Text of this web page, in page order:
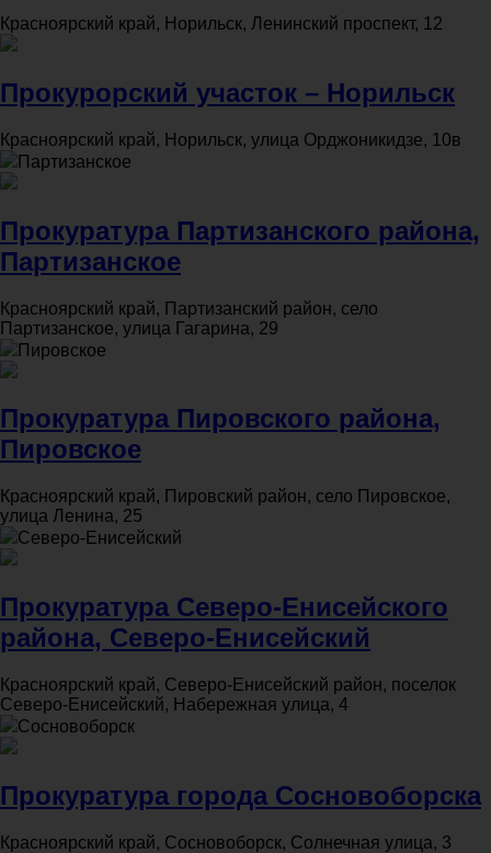
Красноярский край, Норильск, Ленинский проспект, 12
Прокурорский участок – Норильск
Красноярский край, Норильск, улица Орджоникидзе, 10в
Партизанское
Прокуратура Партизанского района,
Партизанское
Красноярский край, Партизанский район, село
Партизанское, улица Гагарина, 29
Пировское
Прокуратура Пировского района,
Пировское
Красноярский край, Пировский район, село Пировское,
улица Ленина, 25
Северо-Енисейский
Прокуратура Северо-Енисейского
района, Северо-Енисейский
Красноярский край, Северо-Енисейский район, поселок
Северо-Енисейский, Набережная улица, 4
Сосновоборск
Прокуратура города Сосновоборска
Красноярский край, Сосновоборск, Солнечная улица, 3